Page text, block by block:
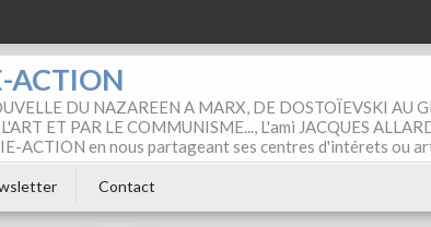
ACTION
DU NAZAREEN A MARX, DE DOSTOÏEVSKI AU
ET PAR LE COMMUNISME..., L'ami JACQUES
ACTION en nous partageant ses centres d'intérets ou
Contact